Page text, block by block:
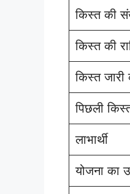
किस्त की
किस्त की
किस्त जारी
पिछली
लाभार्थी
योजना का